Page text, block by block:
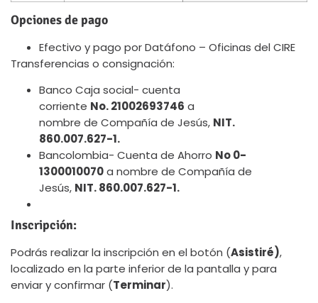
Opciones de pago
Efectivo y pago por Datáfono – Oficinas del CIRE
Transferencias o consignación:
Banco Caja social- cuenta
corriente No. 21002693746 a
nombre de Compañía de Jesús, NIT.
860.007.627-1.
Bancolombia- Cuenta de Ahorro No 0-
1300010070a nombre de Compañía de
Jesús, NIT. 860.007.627-1.
Inscripción:
Podrás realizar la inscripción en el botón (Asistiré),
localizado en la parte inferior de la pantalla y para
enviar y confirmar (Terminar).